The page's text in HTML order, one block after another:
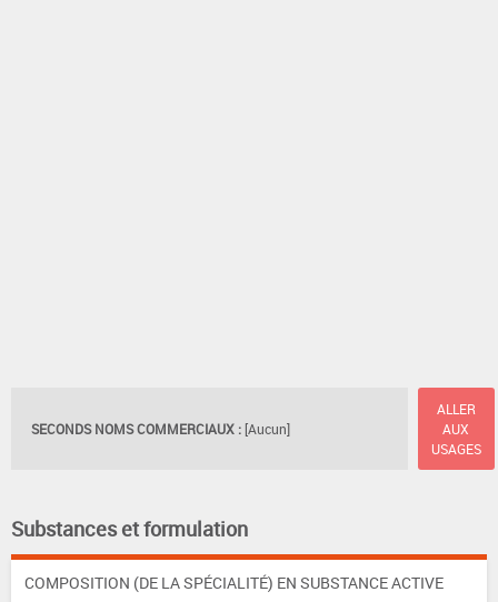
SECONDS NOMS COMMERCIAUX : [Aucun]
ALLER
AUX
USAGES
Substances et formulation
COMPOSITION (DE LA SPÉCIALITÉ) EN SUBSTANCE ACTIVE